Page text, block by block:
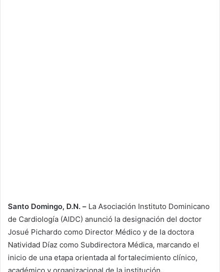
Santo Domingo, D.N. – La Asociación Instituto Dominicano
de Cardiología (AIDC) anunció la designación del doctor
Josué Pichardo como Director Médico y de la doctora
Natividad Díaz como Subdirectora Médica, marcando el
inicio de una etapa orientada al fortalecimiento clínico,